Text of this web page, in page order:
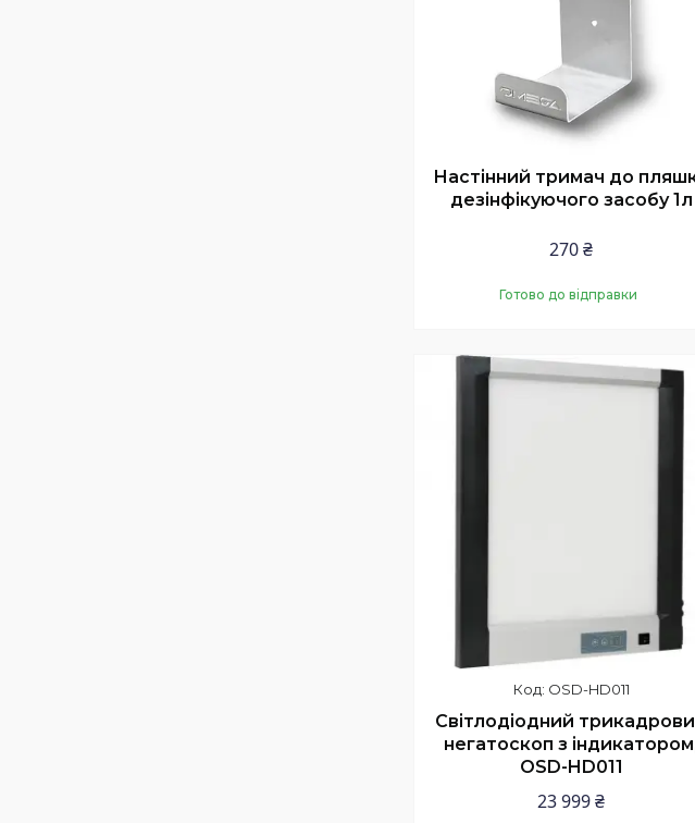
Настінний тримач до
дезінфікуючого засобу 1л
270 ₴
Готово до відправки
Купити
OSD-HD011
Світлодіодний
негатоскоп з
OSD-HD011
23 999 ₴